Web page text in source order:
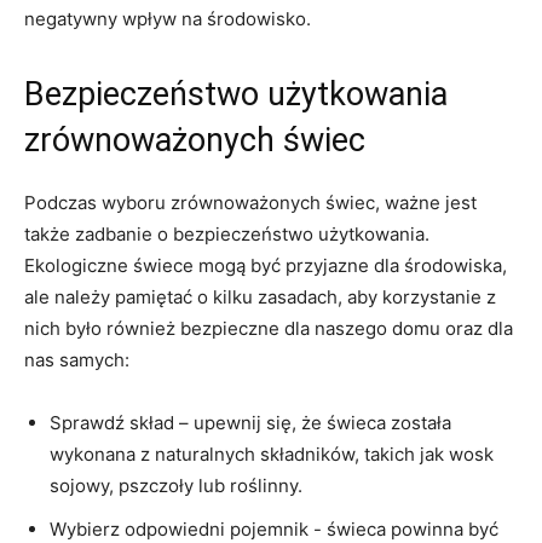
negatywny ⁤wpływ na środowisko.
Bezpieczeństwo użytkowania
zrównoważonych świec
Podczas wyboru ⁢zrównoważonych świec, ważne jest⁤
także zadbanie o bezpieczeństwo użytkowania.
Ekologiczne świece mogą być przyjazne⁣ dla środowiska,
ale należy pamiętać o kilku zasadach, aby ‌korzystanie z
nich było również bezpieczne dla naszego domu oraz dla
nas samych:
Sprawdź skład – ​upewnij się, że świeca została
wykonana z naturalnych składników, takich jak wosk⁢
sojowy, pszczoły lub⁢ roślinny.
Wybierz odpowiedni ​pojemnik ⁤- świeca powinna być